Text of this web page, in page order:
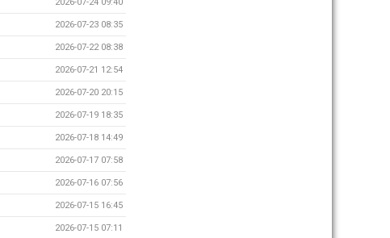
2026-07-23 08:35
2026-07-22 08:38
2026-07-21 12:54
2026-07-20 20:15
2026-07-19 18:35
2026-07-18 14:49
2026-07-17 07:58
2026-07-16 07:56
2026-07-15 16:45
2026-07-15 07:11